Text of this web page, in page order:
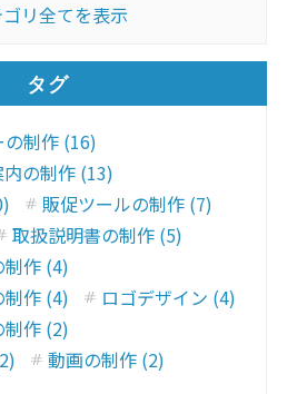
リ全てを表示
タグ
制作 (16)
の制作 (13)
販促ツールの制作 (7)
取扱説明書の制作 (5)
作 (4)
制作 (4)
ロゴデザイン (4)
制作 (2)
動画の制作 (2)